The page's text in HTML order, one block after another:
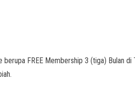
FREE Membership 3 (tiga) Bulan di